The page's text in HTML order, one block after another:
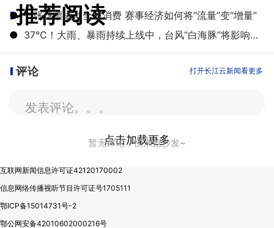
推荐阅读
● 一张球票撬动全城消费 赛事经济如何将“流量”变“增量”
●
​37℃！大雨、暴雨持续上线中，台风“白海豚”将影响湖北
评论 打开长江云新闻看更多
发表评论。。。
暂无评论，快来抢沙发~
点击加载更多
互联网新闻信息许可证42120170002
信息网络传播视听节目许可证号1705111
鄂ICP备15014731号-2
鄂公网安备42010602000216号